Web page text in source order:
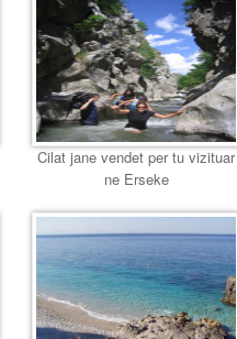
Cilat jane vendet per tu vizituar
ne Erseke